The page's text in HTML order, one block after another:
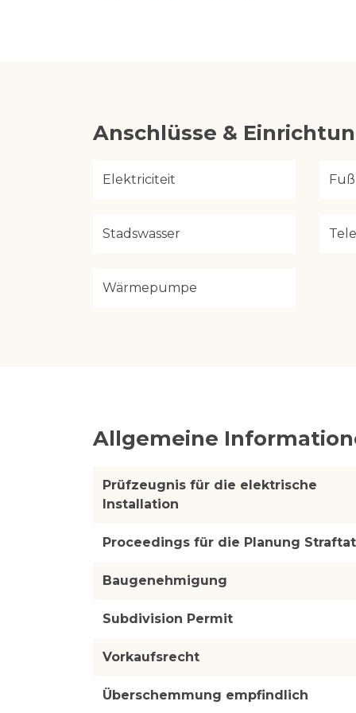
Anschlüsse &
Elektriciteit
Stadswasser
Wärmepumpe
Allgemeine
Prüfzeugnis für die elektrische
Installation
Proceedings für die Planung Straftat
Baugenehmigung
Subdivision Permit
Vorkaufsrecht
Überschemmung empfindlich